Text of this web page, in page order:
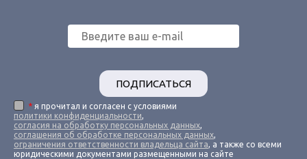
ПОДПИСАТЬСЯ
* я прочитал и согласен с условиями
политики конфиденциальности,
согласия на обработку персональных данных,
соглашения об обработке персональных данных,
ограничения ответственности владельца сайта, а также со всеми
юридическими документами размещенными на сайте